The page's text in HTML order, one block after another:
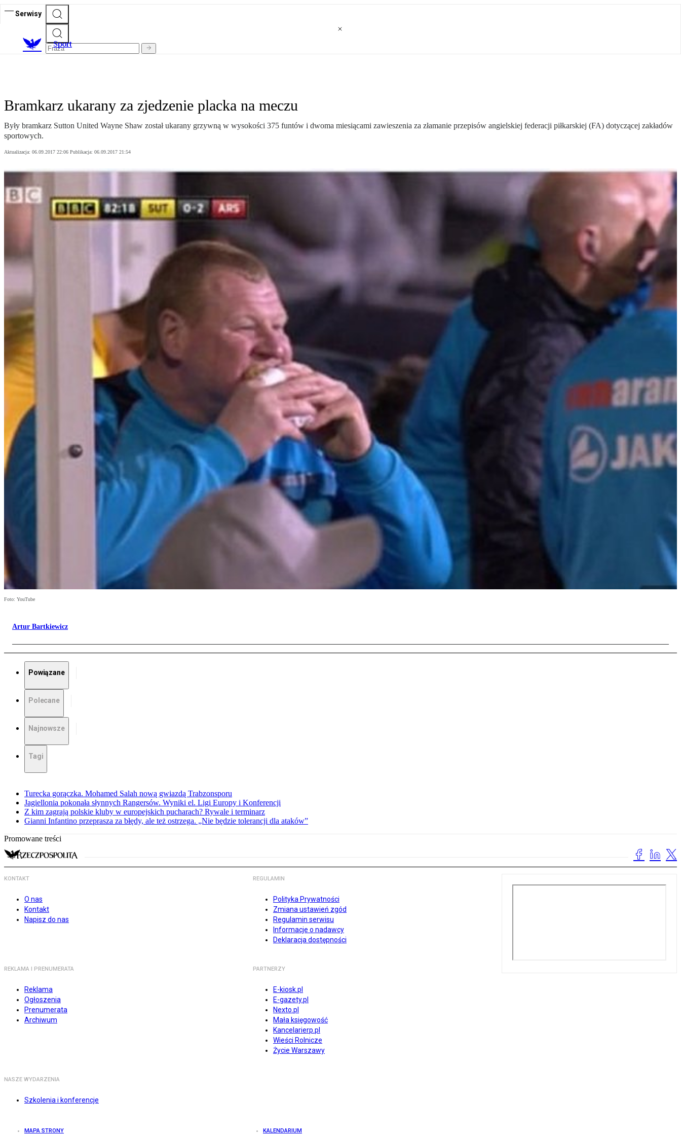
Serwisy
Sport
Bramkarz ukarany za zjedzenie placka na meczu
Były bramkarz Sutton United Wayne Shaw został ukarany grzywną w wysokości 375 funtów i dwoma miesiącami zawieszenia za złamanie przepisów angielskiej federacji piłkarskiej (FA) dotyczącej zakładów
sportowych.
Aktualizacja: 06.09.2017 22:06 Publikacja: 06.09.2017 21:54
Foto: YouTube
Artur Bartkiewicz
Powiązane
Polecane
Najnowsze
Tagi
Turecka gorączka. Mohamed Salah nową gwiazdą Trabzonsporu
Jagiellonia pokonała słynnych Rangersów. Wyniki el. Ligi Europy i Konferencji
Z kim zagrają polskie kluby w europejskich pucharach? Rywale i terminarz
Gianni Infantino przeprasza za błędy, ale też ostrzega. „Nie będzie tolerancji dla ataków”
Promowane treści
KONTAKT
O nas
Kontakt
Napisz do nas
REGULAMIN
Polityka Prywatności
Zmiana ustawień zgód
Regulamin serwisu
Informacje o nadawcy
Deklaracja dostępności
REKLAMA I PRENUMERATA
Reklama
Ogłoszenia
Prenumerata
Archiwum
PARTNERZY
E-kiosk.pl
E-gazety.pl
Nexto.pl
Mała księgowość
Kancelarierp.pl
Wieści Rolnicze
Życie Warszawy
NASZE WYDARZENIA
Szkolenia i konferencje
MAPA STRONY KALENDARIUM